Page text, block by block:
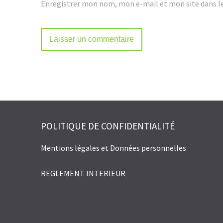
Enregistrer mon nom, mon e-mail et mon site dans
POLITIQUE DE CONFIDENTIALITÉ
Mentions légales et Données personnelles
REGLEMENT INTERIEUR